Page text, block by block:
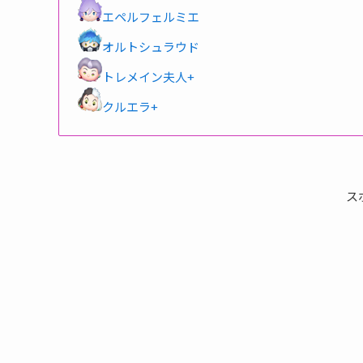
エペルフェルミエ
オルトシュラウド
トレメイン夫人+
クルエラ+
ス